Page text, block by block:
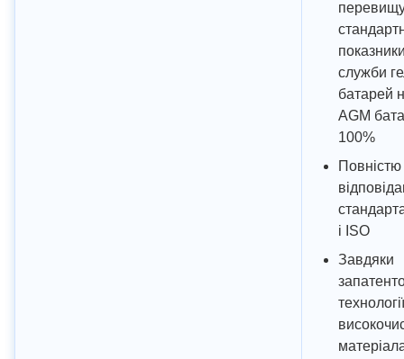
служби
батарей
AGM
100%
Повністю
і ISO
Завдяки